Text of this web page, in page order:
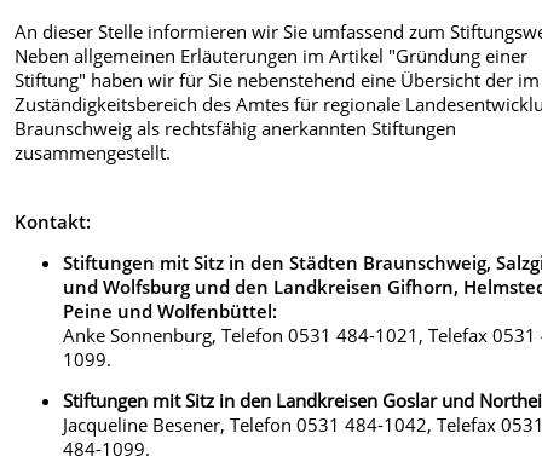
An dieser Stelle informieren wir Sie umfassend zum
Neben allgemeinen Erläuterungen im Artikel "Gründung einer
Stiftung" haben wir für Sie nebenstehend eine Übersicht der im
Zuständigkeitsbereich des Amtes für regionale
Braunschweig als rechtsfähig anerkannten Stiftungen
zusammengestellt.
Kontakt:
Stiftungen mit Sitz in den Städten Braunschweig,
und Wolfsburg und den Landkreisen Gifhorn,
Peine und Wolfenbüttel:
Anke Sonnenburg, Telefon 0531 484-1021, Telefax 0531
1099.
Stiftungen mit Sitz in den Landkreisen Goslar und
Jacqueline Besener, Telefon 0531 484-1042, Telefax
484-1099.